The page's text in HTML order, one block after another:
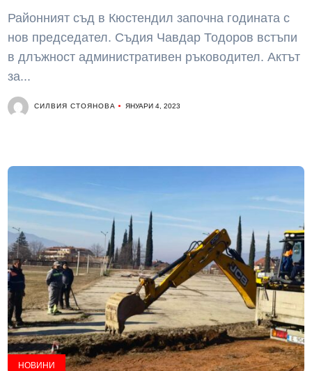
Районният съд в Кюстендил започна годината с
нов председател. Съдия Чавдар Тодоров встъпи
в длъжност административен ръководител. Актът
за...
СИЛВИЯ СТОЯНОВА ЯНУАРИ 4, 2023
НОВИНИ